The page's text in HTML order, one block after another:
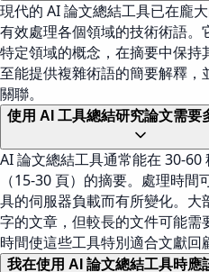
現代的 AI 論文總結工具已在龐
有效處理各個領域的技術術語
特定領域的概念，在摘要中保
至能提供複雜術語的簡要解釋
關聯。
使用 AI 工具總結研究論文需要
AI 論文總結工具通常能在 30-
（15-30 頁）的摘要。處理時
具的伺服器負載而有所變化。
字的文章，但較長的文件可能
時間使這些工具特別適合文獻回
我在使用 AI 論文總結工具時應